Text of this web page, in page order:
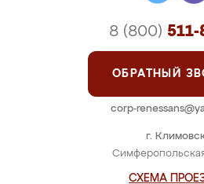
г.
СХЕМА
8 (800) 511-
ОБРАТНЫЙ
corp-